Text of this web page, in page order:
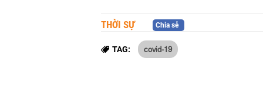
THỜI SỰ Chia sẻ
TAG: covid-19